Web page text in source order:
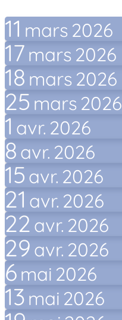
11 mars 2026
17 mars 2026
18 mars 2026
25 mars 2026
1 avr. 2026
8 avr. 2026
15 avr. 2026
21 avr. 2026
22 avr. 2026
29 avr. 2026
6 mai 2026
13 mai 2026